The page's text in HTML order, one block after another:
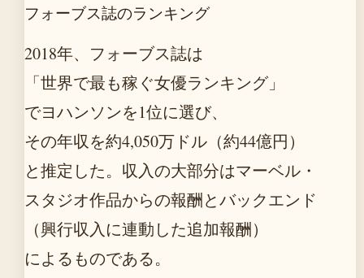
フォーブス誌のランキング
2018年、フォーブス誌は
「世界で最も稼ぐ女優ランキング」
でヨハンソンを1位に選び、
その年収を約4,050万ドル（約44億円）
と推定した。収入の大部分はマーベル・
スタジオ作品からの報酬とバックエンド
（興行収入に連動した追加報酬）
によるものである。